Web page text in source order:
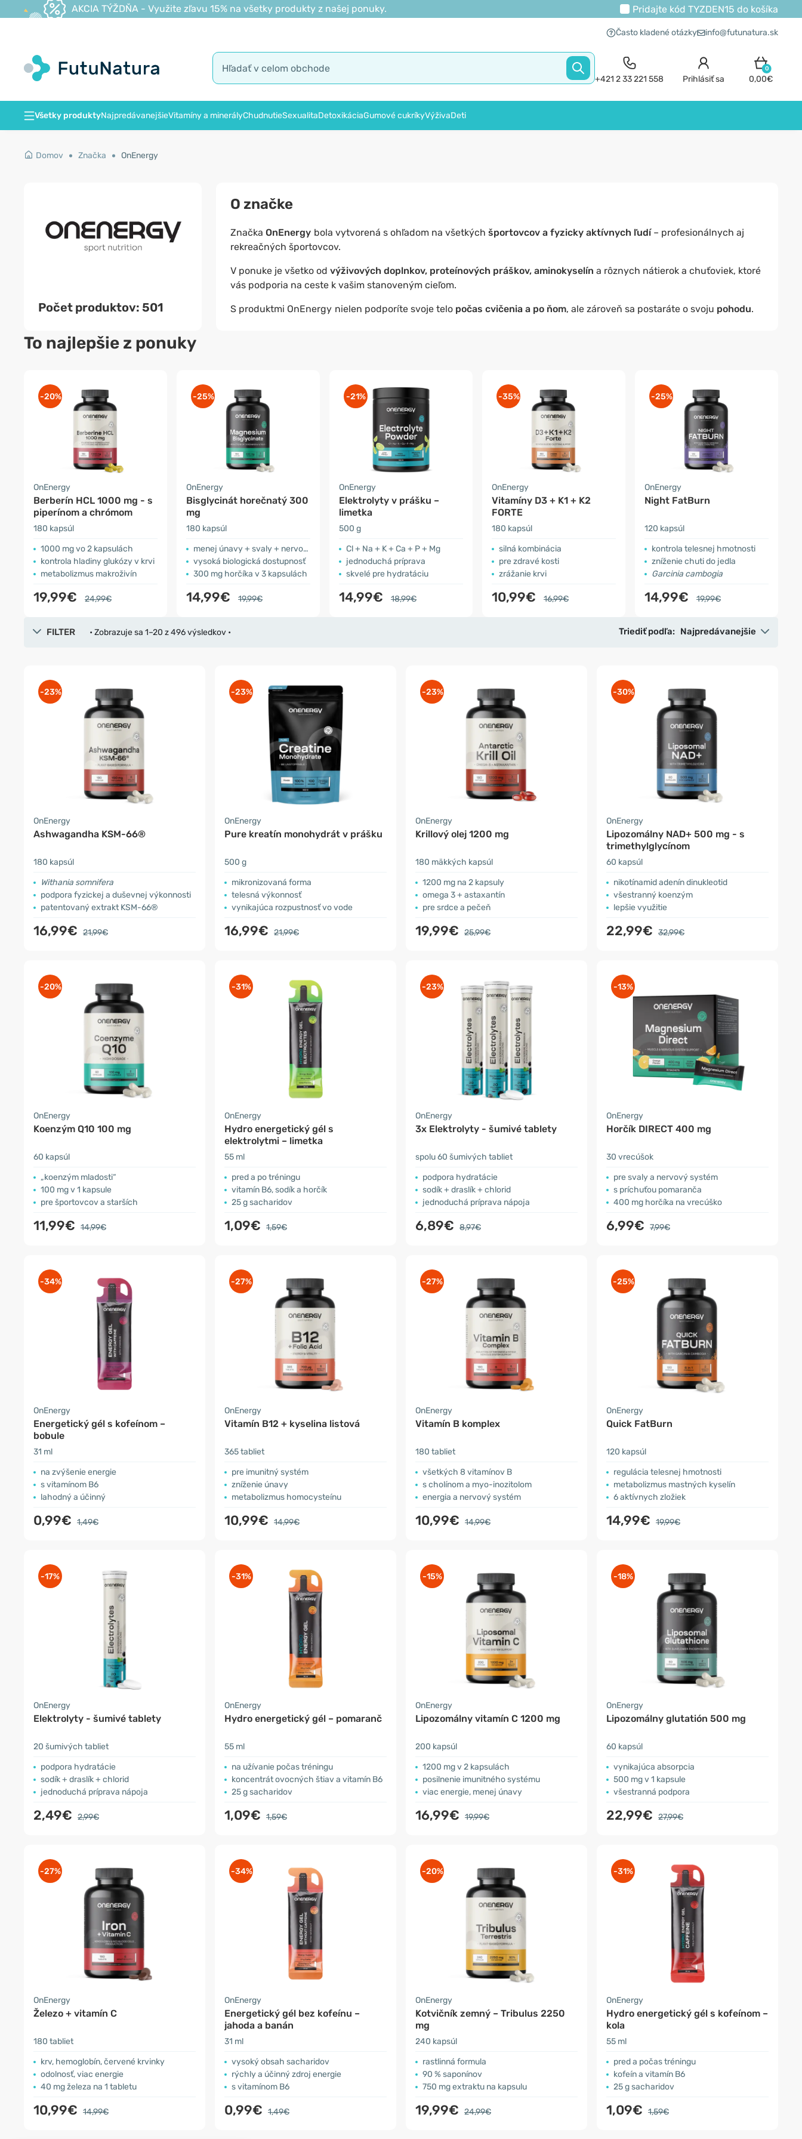
AKCIA TÝŽDŇA - Využite zľavu 15% na všetky produkty z našej ponuky. Pridajte kód TYZDEN15 do košíka
Často kladené otázky info@futunatura.sk
+421 2 33 221 558 Prihlásiť sa
0
0,00€
Všetky produktyNajpredávanejšieVitamíny a minerályChudnutieSexualitaDetoxikáciaGumové cukríkyVýživaDeti
Domov Značka OnEnergy
Počet produktov: 501
O značke
Značka OnEnergy bola vytvorená s ohľadom na všetkých športovcov a fyzicky aktívnych ľudí– profesionálnych aj
rekreačných športovcov.
V ponuke je všetko od výživových doplnkov, proteínových práškov, aminokyselín a rôznych nátierok a chuťoviek, ktoré
vás podporia na ceste k vašim stanoveným cieľom.
S produktmi OnEnergy nielen podporíte svoje telo počas cvičenia a po ňom, ale zároveň sa postaráte o svoju pohodu.
To najlepšie z ponuky
-20%
OnEnergy
Berberín HCL 1000 mg - s
piperínom a chrómom
180 kapsúl
1000 mg vo 2 kapsulách
kontrola hladiny glukózy v krvi
metabolizmus makroživín
19,99€ 24,99€
-25%
OnEnergy
Bisglycinát horečnatý 300
mg
180 kapsúl
menej únavy + svaly + nervový systém
vysoká biologická dostupnosť
300 mg horčíka v 3 kapsulách
14,99€ 19,99€
-21%
OnEnergy
Elektrolyty v prášku –
limetka
500 g
Cl + Na + K + Ca + P + Mg
jednoduchá príprava
skvelé pre hydratáciu
14,99€ 18,99€
-35%
OnEnergy
Vitamíny D3 + K1 + K2
FORTE
180 kapsúl
silná kombinácia
pre zdravé kosti
zrážanie krvi
10,99€ 16,99€
-25%
OnEnergy
Night FatBurn
120 kapsúl
kontrola telesnej hmotnosti
zníženie chuti do jedla
Garcinia cambogia
14,99€ 19,99€
FILTER • Zobrazuje sa 1–20 z 496 výsledkov • Triediť podľa: Najpredávanejšie
-23%
OnEnergy
Ashwagandha KSM-66®
180 kapsúl
Withania somnifera
podpora fyzickej a duševnej výkonnosti
patentovaný extrakt KSM-66®
16,99€ 21,99€
-23%
OnEnergy
Pure kreatín monohydrát v prášku
500 g
mikronizovaná forma
telesná výkonnosť
vynikajúca rozpustnosť vo vode
16,99€ 21,99€
-23%
OnEnergy
Krillový olej 1200 mg
180 mäkkých kapsúl
1200 mg na 2 kapsuly
omega 3 + astaxantín
pre srdce a pečeň
19,99€ 25,99€
-30%
OnEnergy
Lipozomálny NAD+ 500 mg - s
trimethylglycínom
60 kapsúl
nikotínamid adenín dinukleotid
všestranný koenzým
lepšie využitie
22,99€ 32,99€
-20%
OnEnergy
Koenzým Q10 100 mg
60 kapsúl
„koenzým mladosti“
100 mg v 1 kapsule
pre športovcov a starších
11,99€ 14,99€
-31%
OnEnergy
Hydro energetický gél s
elektrolytmi – limetka
55 ml
pred a po tréningu
vitamín B6, sodík a horčík
25 g sacharidov
1,09€ 1,59€
-23%
OnEnergy
3x Elektrolyty - šumivé tablety
spolu 60 šumivých tabliet
podpora hydratácie
sodík + draslík + chlorid
jednoduchá príprava nápoja
6,89€ 8,97€
-13%
OnEnergy
Horčík DIRECT 400 mg
30 vrecúšok
pre svaly a nervový systém
s príchuťou pomaranča
400 mg horčíka na vrecúško
6,99€ 7,99€
-34%
OnEnergy
Energetický gél s kofeínom –
bobule
31 ml
na zvýšenie energie
s vitamínom B6
lahodný a účinný
0,99€ 1,49€
-27%
OnEnergy
Vitamín B12 + kyselina listová
365 tabliet
pre imunitný systém
zníženie únavy
metabolizmus homocysteínu
10,99€ 14,99€
-27%
OnEnergy
Vitamín B komplex
180 tabliet
všetkých 8 vitamínov B
s cholínom a myo-inozitolom
energia a nervový systém
10,99€ 14,99€
-25%
OnEnergy
Quick FatBurn
120 kapsúl
regulácia telesnej hmotnosti
metabolizmus mastných kyselín
6 aktívnych zložiek
14,99€ 19,99€
-17%
OnEnergy
Elektrolyty - šumivé tablety
20 šumivých tabliet
podpora hydratácie
sodík + draslík + chlorid
jednoduchá príprava nápoja
2,49€ 2,99€
-31%
OnEnergy
Hydro energetický gél – pomaranč
55 ml
na užívanie počas tréningu
koncentrát ovocných štiav a vitamín B6
25 g sacharidov
1,09€ 1,59€
-15%
OnEnergy
Lipozomálny vitamín C 1200 mg
200 kapsúl
1200 mg v 2 kapsulách
posilnenie imunitného systému
viac energie, menej únavy
16,99€ 19,99€
-18%
OnEnergy
Lipozomálny glutatión 500 mg
60 kapsúl
vynikajúca absorpcia
500 mg v 1 kapsule
všestranná podpora
22,99€ 27,99€
-27%
OnEnergy
Železo + vitamín C
180 tabliet
krv, hemoglobín, červené krvinky
odolnosť, viac energie
40 mg železa na 1 tabletu
10,99€ 14,99€
-34%
OnEnergy
Energetický gél bez kofeínu –
jahoda a banán
31 ml
vysoký obsah sacharidov
rýchly a účinný zdroj energie
s vitamínom B6
0,99€ 1,49€
-20%
OnEnergy
Kotvičník zemný – Tribulus 2250
mg
240 kapsúl
rastlinná formula
90 % saponínov
750 mg extraktu na kapsulu
19,99€ 24,99€
-31%
OnEnergy
Hydro energetický gél s kofeínom –
kola
55 ml
pred a počas tréningu
kofeín a vitamín B6
25 g sacharidov
1,09€ 1,59€